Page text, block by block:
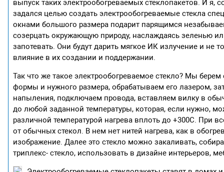
выпуск таких электрообогреваемых стеклопакетов. И я,
задался целью создать электрообогреваемые стекла
окнами большого размера подарит парящимся
созерцать окружающую природу, наслаждаясь зеленью
запотевать. Они будут дарить мягкое ИК излучение и не
влияние в их создании и поддержании.
Так что же такое электрообогреваемое стекло? Мы
формы и нужного размера, обрабатываем его лазером,
напыления, подключаем провода, вставляем вилку в
до любой заданной температуры, которая, если нужно,
различной температурой нагрева вплоть до +300С. При
от обычных стекол. В нем нет нитей нагрева, как в
изображение. Далее это стекло можно закаливать,
триплекс- стекло, использовать в дизайне интерьеров,